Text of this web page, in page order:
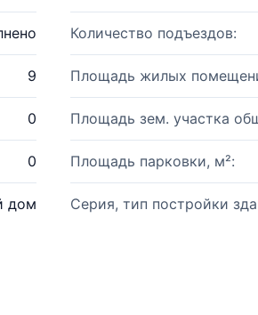
Количество подъездов:
9 Площадь жилых
0 Площадь зем. участка
0 Площадь парковки, м²:
дом Серия, тип постройки